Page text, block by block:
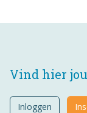
Vind hier
Inloggen